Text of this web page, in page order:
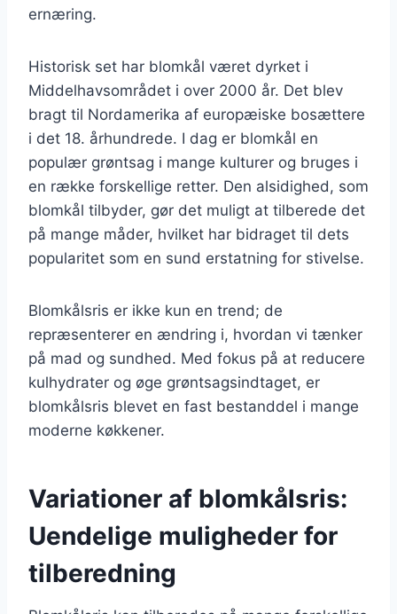
ernæring.
Historisk set har blomkål været dyrket i
Middelhavsområdet i over 2000 år. Det blev
bragt til Nordamerika af europæiske bosættere
i det 18. århundrede. I dag er blomkål en
populær grøntsag i mange kulturer og bruges i
en række forskellige retter. Den alsidighed, som
blomkål tilbyder, gør det muligt at tilberede det
på mange måder, hvilket har bidraget til dets
popularitet som en sund erstatning for stivelse.
Blomkålsris er ikke kun en trend; de
repræsenterer en ændring i, hvordan vi tænker
på mad og sundhed. Med fokus på at reducere
kulhydrater og øge grøntsagsindtaget, er
blomkålsris blevet en fast bestanddel i mange
moderne køkkener.
Variationer af blomkålsris:
Uendelige muligheder for
tilberedning